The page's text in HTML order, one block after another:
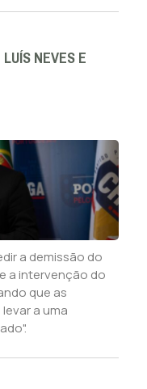
NEVES E
a demissão do
a intervenção do
que as
a uma